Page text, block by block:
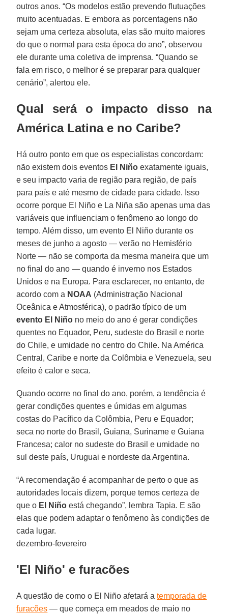
outros anos. “Os modelos estão prevendo flutuações
muito acentuadas. E embora as porcentagens não
sejam uma certeza absoluta, elas são muito maiores
do que o normal para esta época do ano”, observou
ele durante uma coletiva de imprensa. “Quando se
fala em risco, o melhor é se preparar para qualquer
cenário”, alertou ele.
Qual será o impacto disso na
América Latina e no Caribe?
Há outro ponto em que os especialistas concordam:
não existem dois eventos El Niño exatamente iguais,
e seu impacto varia de região para região, de país
para país e até mesmo de cidade para cidade. Isso
ocorre porque El Niño e La Niña são apenas uma das
variáveis ​​que influenciam o fenômeno ao longo do
tempo. Além disso, um evento El Niño durante os
meses de junho a agosto — verão no Hemisfério
Norte — não se comporta da mesma maneira que um
no final do ano — quando é inverno nos Estados
Unidos e na Europa. Para esclarecer, no entanto, de
acordo com a NOAA (Administração Nacional
Oceânica e Atmosférica), o padrão típico de um
evento El Niño no meio do ano é gerar condições
quentes no Equador, Peru, sudeste do Brasil e norte
do Chile, e umidade no centro do Chile. Na América
Central, Caribe e norte da Colômbia e Venezuela, seu
efeito é calor e seca.
Quando ocorre no final do ano, porém, a tendência é
gerar condições quentes e úmidas em algumas
costas do Pacífico da Colômbia, Peru e Equador;
seca no norte do Brasil, Guiana, Suriname e Guiana
Francesa; calor no sudeste do Brasil e umidade no
sul deste país, Uruguai e nordeste da Argentina.
“A recomendação é acompanhar de perto o que as
autoridades locais dizem, porque temos certeza de
que o El Niño está chegando”, lembra Tapia. E são
elas que podem adaptar o fenômeno às condições de
cada lugar.
dezembro-fevereiro
'El Niño' e furacões
A questão de como o El Niño afetará atemporada de
furacões — que começa em meados de maio no